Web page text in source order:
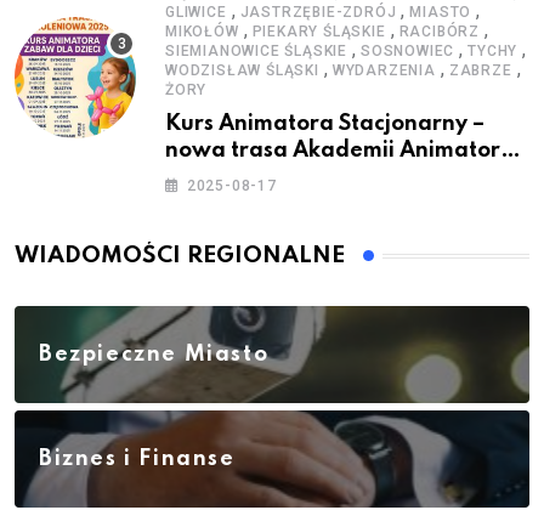
GLIWICE , JASTRZĘBIE-ZDRÓJ ,MIASTO ,
MIKOŁÓW , PIEKARY ŚLĄSKIE , RACIBÓRZ ,
SIEMIANOWICE ŚLĄSKIE ,SOSNOWIEC ,TYCHY ,
WODZISŁAW ŚLĄSKI , WYDARZENIA , ZABRZE ,
ŻORY
Kurs Animatora Stacjonarny –
nowa trasa Akademii Animatora
– jesień 2025
2025-08-17
WIADOMOŚCI REGIONALNE
Bezpieczne Miasto
Biznes i Finanse